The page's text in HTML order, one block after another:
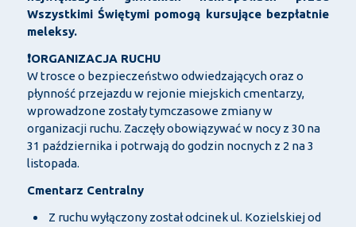
Wszystkimi Świętymi pomogą kursujące bezpłatnie
meleksy.
❗ORGANIZACJA RUCHU
W trosce o bezpieczeństwo odwiedzających oraz o
płynność przejazdu w rejonie miejskich cmentarzy,
wprowadzone zostały tymczasowe zmiany w
organizacji ruchu. Zaczęły obowiązywać w nocy z 30 na
31 października i potrwają do godzin nocnych z 2 na 3
listopada.
Cmentarz Centralny
Z ruchu wyłączony został odcinek ul. Kozielskiej od